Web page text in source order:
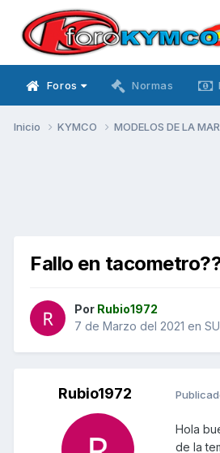
Foros Normas
Inicio KYMCO MODELOS DE LA
Fallo en
Por Rubio1972
7 de Marzo del 2021 en
Rubio1972
Hola
de la